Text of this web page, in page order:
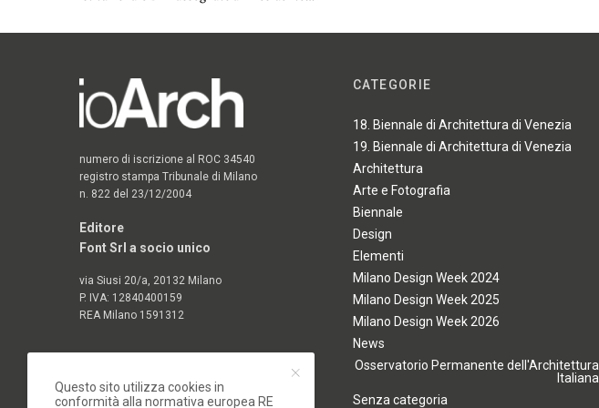
numero di iscrizione al ROC 34540
registro stampa Tribunale di Milano
n. 822 del 23/12/2004
Editore
Font Srl a socio unico
via Siusi 20/a, 20132 Milano
P. IVA: 12840400159
REA Milano 1591312
CATEGORIE
18. Biennale di Architettura di Venezia
19. Biennale di Architettura di Venezia
Architettura
Arte e Fotografia
Biennale
Design
Elementi
Milano Design Week 2024
Milano Design Week 2025
Milano Design Week 2026
News
Osservatorio Permanente dell'Architettura
Italiana
Senza categoria
Questo sito utilizza cookies in
conformità alla normativa europea RE